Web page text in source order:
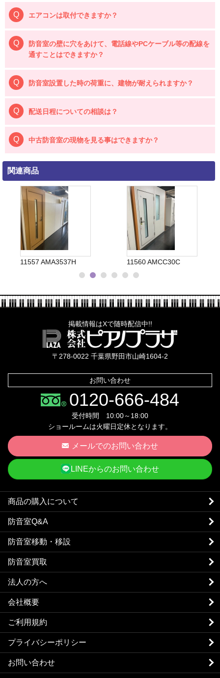
エアコンは取付できますか？
防音室の壁に穴をあけて、電話線やPCケーブル等の配線を
通すことはできますか？
防音室設置した時の荷重に、建物が耐えられますか？
配送日程についての相談は？
中古防音室の現物を見る事はできますか？
関連商品
11557 AMA3537H 11560 AMCC30C
掲載情報はXで随時配信中!!
〒278-0022 千葉県野田市山崎1604-2
お問い合わせ
0120-666-484
受付時間 10:00～18:00
ショールームは火曜日定休となります。
メールでのお問い合わせ
LINEからのお問い合わせ
商品の購入について
防音室Q&A
防音室移動・移設
防音室買取
法人の方へ
会社概要
ご利用規約
プライバシーポリシー
お問い合わせ